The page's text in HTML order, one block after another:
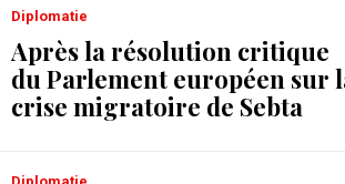
Diplomatie
Après la résolution critique
du Parlement européen sur
crise migratoire de Sebta